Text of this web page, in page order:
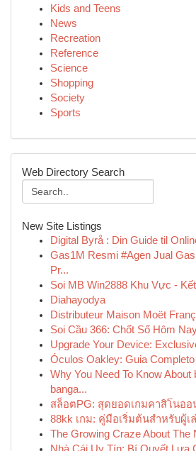
Kids and Teens
News
Recreation
Reference
Science
Shopping
Society
Sports
Web Directory Search
New Site Listings
Digital Byrå : Din Guide til
Gas1M Resmi #Agen Jual
Pr...
Soi MB Win2888 Khu Vực -
Diahayodya
Distributeur Maison Moët
Soi Cầu 366: Chốt Số Hôm
Upgrade Your Device:
Óculos Oakley: Guia
Why You Need To Know About
banga...
สล็อตPG: สุดยอดเกมคาสิโนออ
88kk เกม: คู่มือเริ่มต้นสำหรับผู้เ
The Growing Craze About The